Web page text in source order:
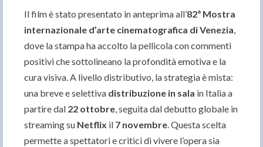
Il film è stato presentato in anteprima all’82ª Mostra
internazionale d’arte cinematografica di Venezia,
dove la stampa ha accolto la pellicola con commenti
positivi che sottolineano la profondità emotiva e la
cura visiva. A livello distributivo, la strategia è mista:
una breve e selettiva distribuzione in sala in Italia a
partire dal 22 ottobre, seguita dal debutto globale in
streaming su Netflix il 7 novembre. Questa scelta
permette a spettatori e critici di vivere l’opera sia